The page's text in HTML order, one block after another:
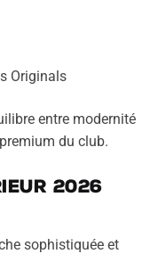
Originals
entre modernité
du club.
2026
sophistiquée et